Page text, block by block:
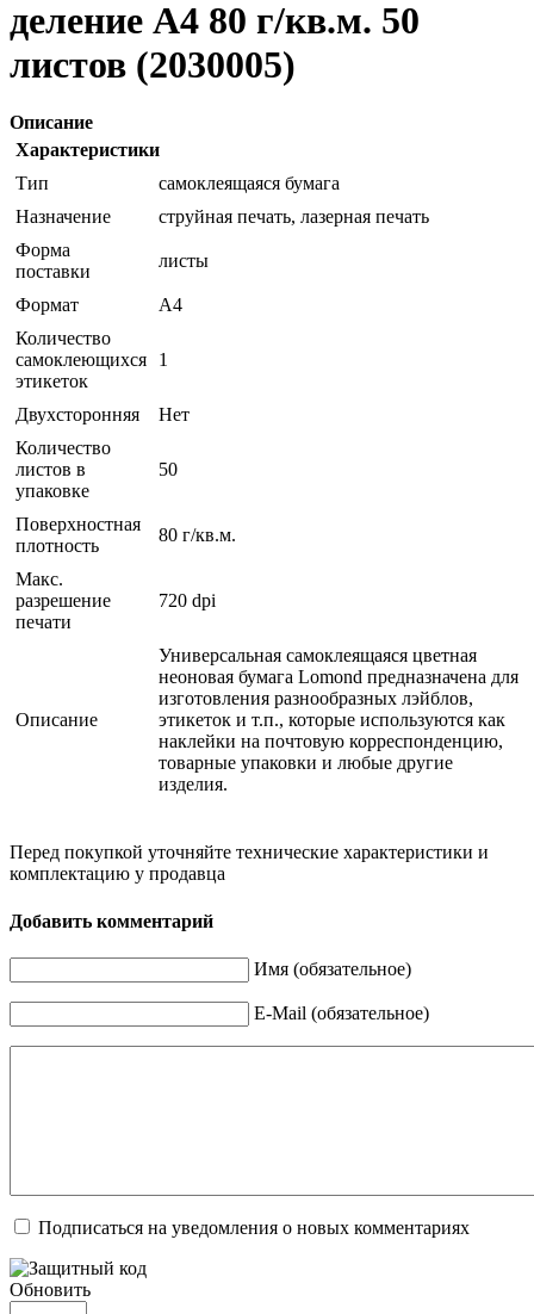
деление А4 80 г/кв.м. 50
листов (2030005)
Описание
Характеристики
Тип
самоклеящаяся бумага
Назначение
струйная печать, лазерная печать
Форма
поставки
листы
Формат
A4
Количество
самоклеющихся
этикеток
1
Двухсторонняя
Нет
Количество
листов в
упаковке
50
Поверхностная
плотность
80 г/кв.м.
Макс.
разрешение
печати
720 dpi
Описание
Универсальная самоклеящаяся цветная
неоновая бумага Lomond предназначена для
изготовления разнообразных лэйблов,
этикеток и т.п., которые используются как
наклейки на почтовую корреспонденцию,
товарные упаковки и любые другие
изделия.
Перед покупкой уточняйте технические характеристики и
комплектацию у продавца
Добавить комментарий
Имя (обязательное)
E-Mail (обязательное)
Подписаться на уведомления о новых комментариях
Обновить